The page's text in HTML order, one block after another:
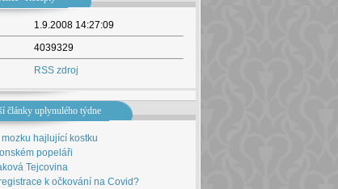
1.9.2008 14:27:09
4039329
RSS zdroj
články uplynulého týdne
mozku hajlující kostku
popeláři
Tejcovina
k očkování na Covid?